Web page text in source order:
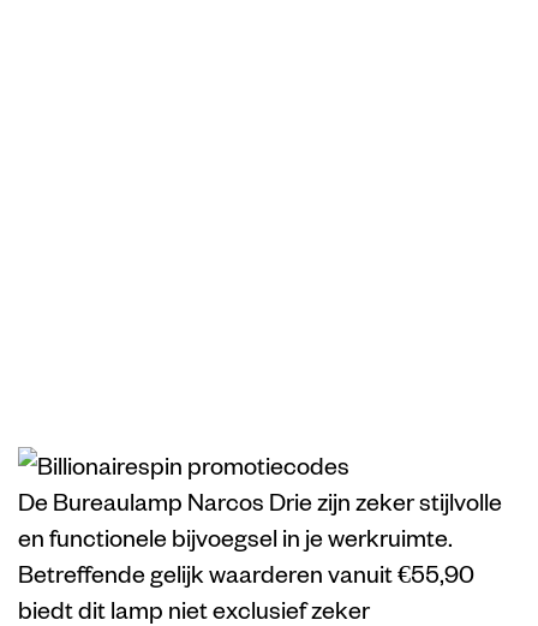
De Bureaulamp Narcos Drie zijn zeker stijlvolle
en functionele bijvoegsel in je werkruimte.
Betreffende gelijk waarderen vanuit €55,90
biedt dit lamp niet exclusief zeker